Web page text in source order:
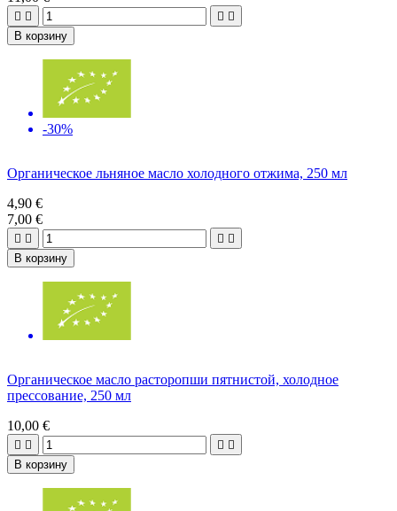
   
В корзину
-30%
Органическое льняное масло холодного отжима, 250 мл
4,90 €
7,00 €
   
В корзину
Органическое масло расторопши пятнистой, холодное
прессование, 250 мл
10,00 €
   
В корзину